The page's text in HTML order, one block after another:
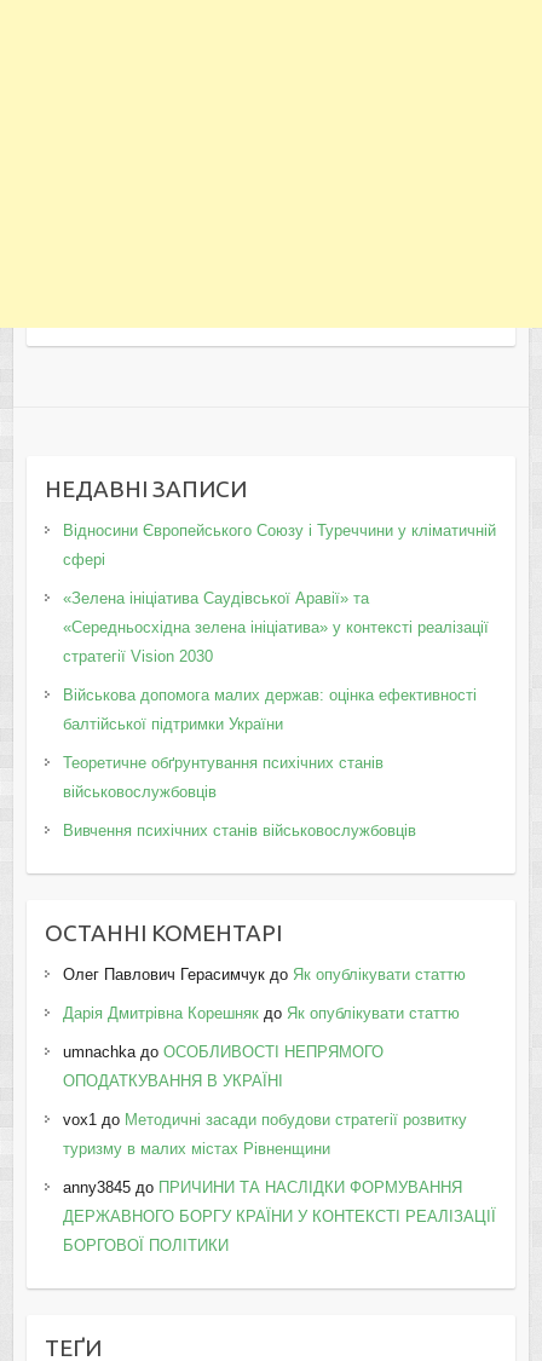
НЕДАВНІ ЗАПИСИ
Відносини Європейського Союзу і Туреччини у кліматичній
сфері
«Зелена ініціатива Саудівської Аравії» та
«Середньосхідна зелена ініціатива» у контексті реалізації
стратегії Vision 2030
Військова допомога малих держав: оцінка ефективності
балтійської підтримки України
Теоретичне обґрунтування психічних станів
військовослужбовців
Вивчення психічних станів військовослужбовців
ОСТАННІ КОМЕНТАРІ
Олег Павлович Герасимчукдо Як опублікувати статтю
Дарія Дмитрівна Корешнякдо Як опублікувати статтю
umnachkaдо ОСОБЛИВОСТІ НЕПРЯМОГО
ОПОДАТКУВАННЯ В УКРАЇНІ
vox1до Методичні засади побудови стратегії розвитку
туризму в малих містах Рівненщини
anny3845до ПРИЧИНИ ТА НАСЛІДКИ ФОРМУВАННЯ
ДЕРЖАВНОГО БОРГУ КРАЇНИ У КОНТЕКСТІ РЕАЛІЗАЦІЇ
БОРГОВОЇ ПОЛІТИКИ
ТЕҐИ